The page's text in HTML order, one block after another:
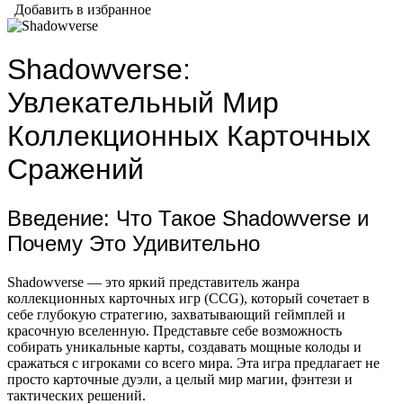
Добавить в избранное
Shadowverse:
Увлекательный Мир
Коллекционных Карточных
Сражений
Введение: Что Такое Shadowverse и
Почему Это Удивительно
Shadowverse — это яркий представитель жанра
коллекционных карточных игр (CCG), который сочетает в
себе глубокую стратегию, захватывающий геймплей и
красочную вселенную. Представьте себе возможность
собирать уникальные карты, создавать мощные колоды и
сражаться с игроками со всего мира. Эта игра предлагает не
просто карточные дуэли, а целый мир магии, фэнтези и
тактических решений.